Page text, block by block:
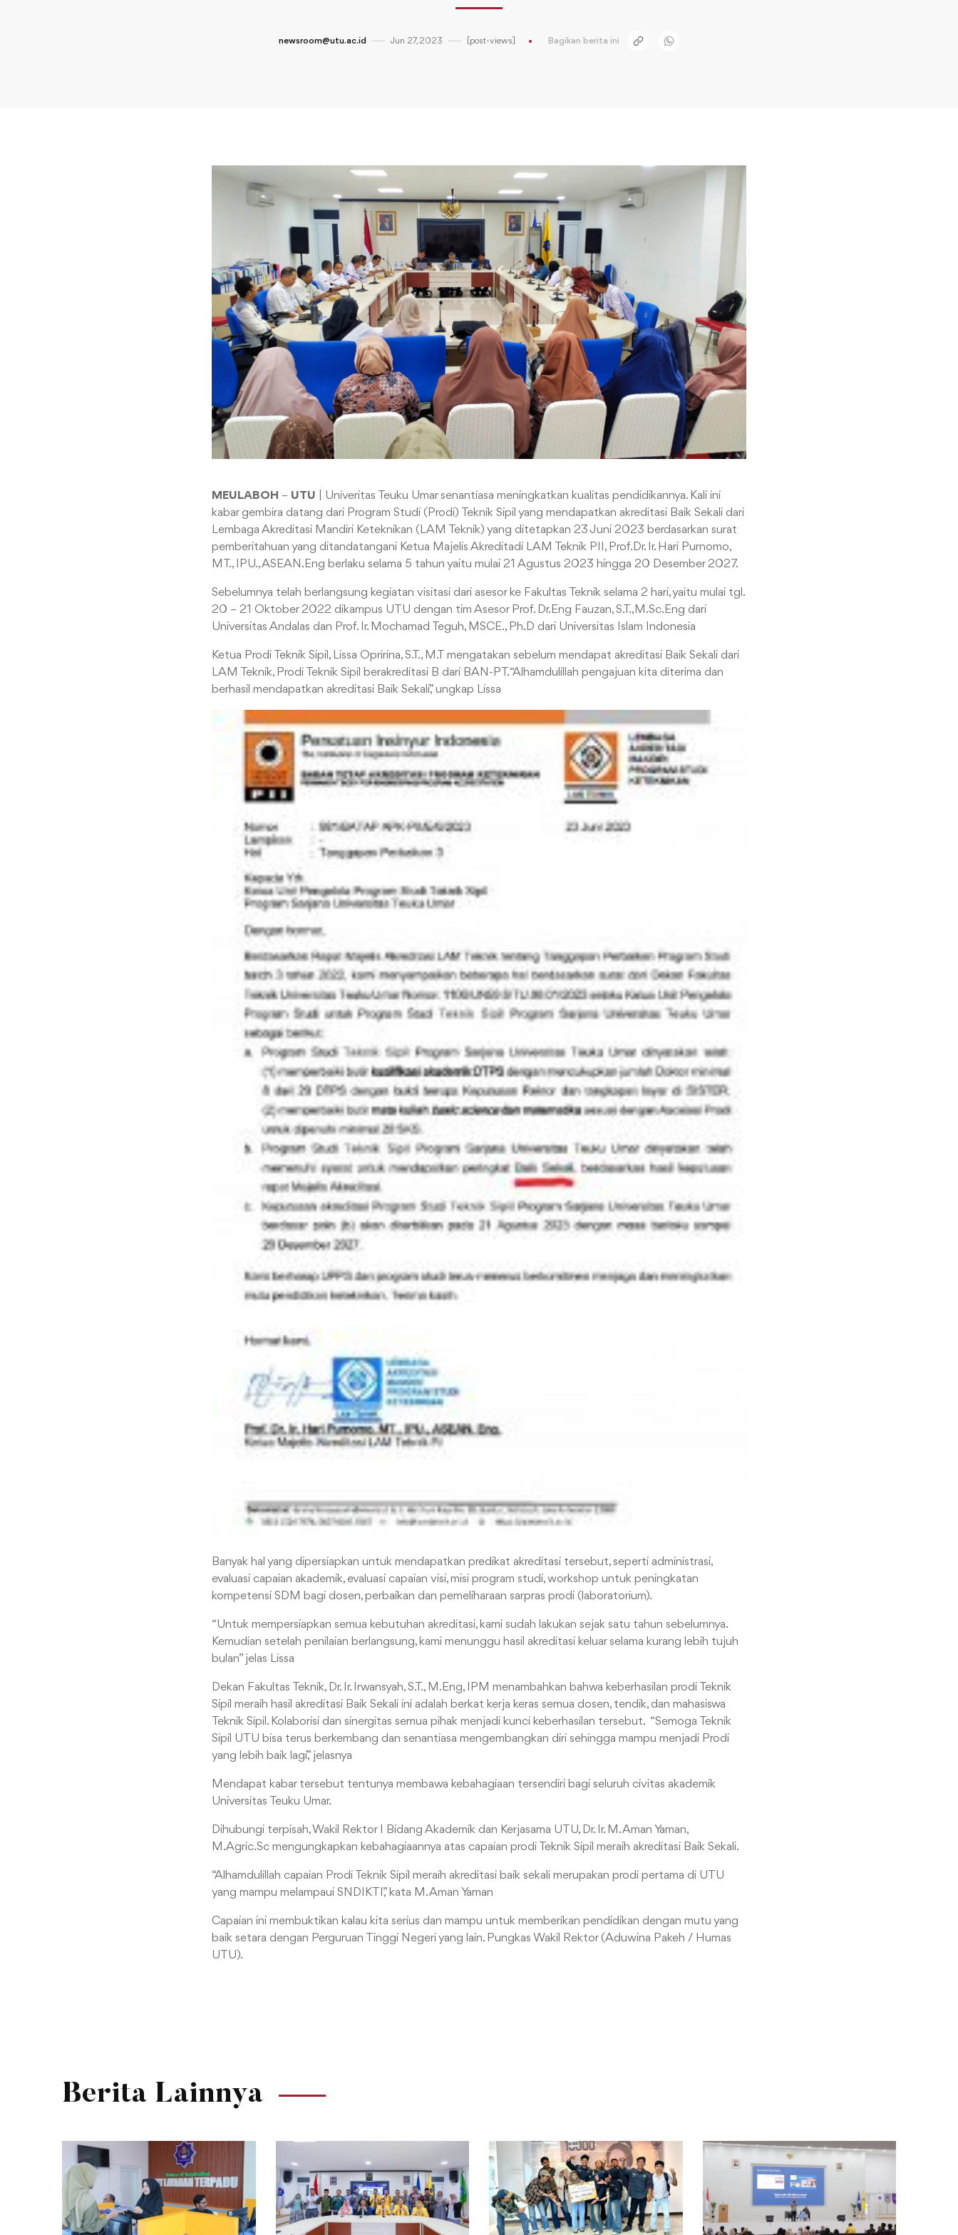
newsroom@utu.ac.id Jun 27, 2023 [post-views] Bagikan berita ini
MEULABOH – UTU | Univeritas Teuku Umar senantiasa meningkatkan kualitas pendidikannya. Kali ini
kabar gembira datang dari Program Studi (Prodi) Teknik Sipil yang mendapatkan akreditasi Baik Sekali dari
Lembaga Akreditasi Mandiri Keteknikan (LAM Teknik) yang ditetapkan 23 Juni 2023 berdasarkan surat
pemberitahuan yang ditandatangani Ketua Majelis Akreditadi LAM Teknik PII, Prof.Dr. Ir. Hari Purnomo,
MT., IPU., ASEAN.Eng berlaku selama 5 tahun yaitu mulai 21 Agustus 2023 hingga 20 Desember 2027.
Sebelumnya telah berlangsung kegiatan visitasi dari asesor ke Fakultas Teknik selama 2 hari, yaitu mulai tgl.
20 – 21 Oktober 2022 dikampus UTU dengan tim Asesor Prof. Dr.Eng Fauzan, S.T.,M.Sc.Eng dari
Universitas Andalas dan Prof. Ir. Mochamad Teguh, MSCE., Ph.D dari Universitas Islam Indonesia
Ketua Prodi Teknik Sipil, Lissa Opririna, S.T., M.T mengatakan sebelum mendapat akreditasi Baik Sekali dari
LAM Teknik, Prodi Teknik Sipil berakreditasi B dari BAN-PT. “Alhamdulillah pengajuan kita diterima dan
berhasil mendapatkan akreditasi Baik Sekali,” ungkap Lissa
Banyak hal yang dipersiapkan untuk mendapatkan predikat akreditasi tersebut, seperti administrasi,
evaluasi capaian akademik, evaluasi capaian visi, misi program studi, workshop untuk peningkatan
kompetensi SDM bagi dosen, perbaikan dan pemeliharaan sarpras prodi (laboratorium).
“Untuk mempersiapkan semua kebutuhan akreditasi, kami sudah lakukan sejak satu tahun sebelumnya.
Kemudian setelah penilaian berlangsung, kami menunggu hasil akreditasi keluar selama kurang lebih tujuh
bulan” jelas Lissa
Dekan Fakultas Teknik, Dr. Ir. Irwansyah, S.T., M.Eng, IPM menambahkan bahwa keberhasilan prodi Teknik
Sipil meraih hasil akreditasi Baik Sekali ini adalah berkat kerja keras semua dosen, tendik, dan mahasiswa
Teknik Sipil. Kolaborisi dan sinergitas semua pihak menjadi kunci keberhasilan tersebut. “Semoga Teknik
Sipil UTU bisa terus berkembang dan senantiasa mengembangkan diri sehingga mampu menjadi Prodi
yang lebih baik lagi,” jelasnya
Mendapat kabar tersebut tentunya membawa kebahagiaan tersendiri bagi seluruh civitas akademik
Universitas Teuku Umar.
Dihubungi terpisah, Wakil Rektor I Bidang Akademik dan Kerjasama UTU, Dr. Ir. M. Aman Yaman,
M.Agric.Sc mengungkapkan kebahagiaannya atas capaian prodi Teknik Sipil meraih akreditasi Baik Sekali.
“Alhamdulillah capaian Prodi Teknik Sipil meraih akreditasi baik sekali merupakan prodi pertama di UTU
yang mampu melampaui SNDIKTI,” kata M. Aman Yaman
Capaian ini membuktikan kalau kita serius dan mampu untuk memberikan pendidikan dengan mutu yang
baik setara dengan Perguruan Tinggi Negeri yang lain. Pungkas Wakil Rektor (Aduwina Pakeh / Humas
UTU).
Berita Lainnya